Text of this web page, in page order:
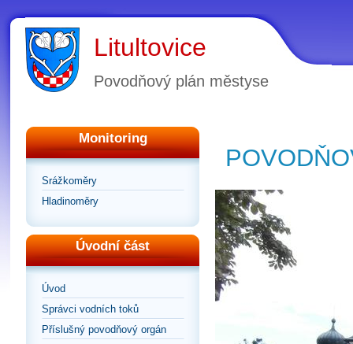
Litultovice
Povodňový plán městyse
Monitoring
Srážkoměry
Hladinoměry
Úvodní část
Úvod
Správci vodních toků
Příslušný povodňový orgán